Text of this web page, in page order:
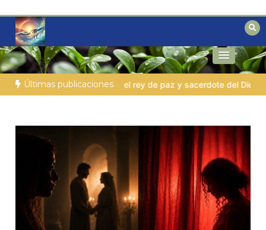
contenido
Fe para Hoy
Reflexiones bíblicas para personas en
búsqueda
Últimas publicaciones
del Dios Altísimo LA PERSONA BÍBLICA DEL DÍA |